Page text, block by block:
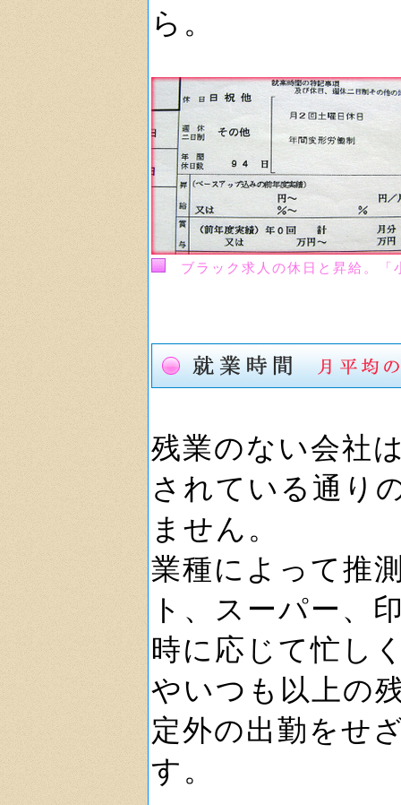
ら。
ブラック求人の休日と昇給。
残業のない会社
されている通り
ません。
業種によって推
ト、スーパー、
時に応じて忙し
やいつも以上の
定外の出勤をせ
す。